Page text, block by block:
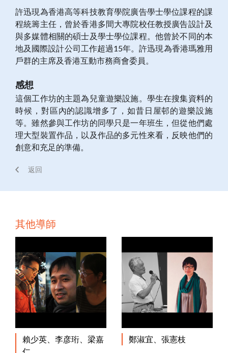
許迅現為香港高等科技教育學院廣告學士學位課程的課
程統籌主任，曾於香港多間大專院校任教授廣告設計及
與多媒體相關的碩士及學士學位課程。他曾於不同的本
地及國際設計公司工作超過15年。許迅現為香港瑪雅用
戶群的主席及香港互動市務商會委員。
感想
這個工作坊的主題為兒童遊樂設施。學生在搜集資料的
時候，對區內的認識增多了，如昔日屋邨的遊樂設施
等。雖然參與工作坊的同學只是一年班生，但從他們處
理大型裝置作品，以及作品的多元性來看，反映他們的
創意和充足的準備。
返回
其他導師
賴少英、李彦珩、梁嘉
鄭淑宜、張憲枝